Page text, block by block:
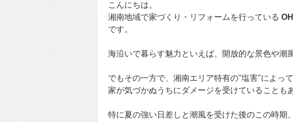
こんにちは。
湘南地域で家づくり・リフォームを行っている
です。
海沿いで暮らす魅力といえば、開放的な景色や潮
でもその一方で、湘南エリア特有の"塩害"によって
家が気づかぬうちにダメージを受けていることも
特に夏の強い日差しと潮風を受けた後のこの時期、